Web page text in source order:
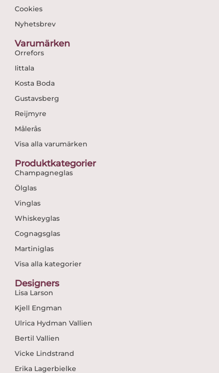
Cookies
Nyhetsbrev
Varumärken
Orrefors
Iittala
Kosta Boda
Gustavsberg
Reijmyre
Målerås
Visa alla varumärken
Produktkategorier
Champagneglas
Ölglas
Vinglas
Whiskeyglas
Cognagsglas
Martiniglas
Visa alla kategorier
Designers
Lisa Larson
Kjell Engman
Ulrica Hydman Vallien
Bertil Vallien
Vicke Lindstrand
Erika Lagerbielke